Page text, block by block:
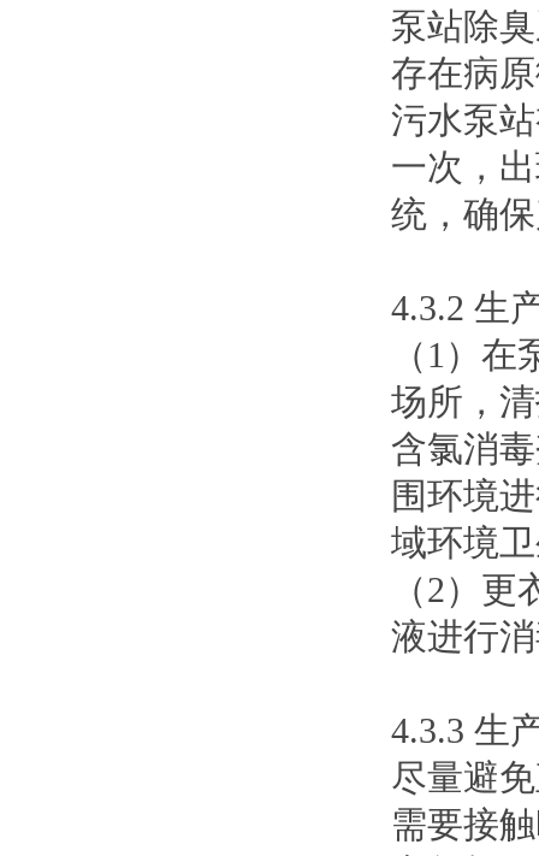
泵站除
存在病
污水泵
一次，
统，确
4.3.2 生
（1）
场所，
含氯消
围环境
域环境
（2）
液进行
4.3.3 生
尽量避
需要接